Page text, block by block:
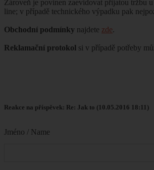
Zároveň je povinen zaevidovat přijatou tržbu
line; v případě technického výpadku pak
Obchodní podmínky najdete zde.
Reklamační protokol si v případě potřeby
Reakce na příspěvek: Re: Jak to (10.05.2016 18:11)
Jméno / Name